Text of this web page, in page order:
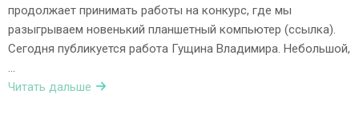
продолжает принимать работы на конкурс, где мы
разыгрываем новенький планшетный компьютер (ссылка).
Сегодня публикуется работа Гущина Владимира. Небольшой,
…
Читать дальше